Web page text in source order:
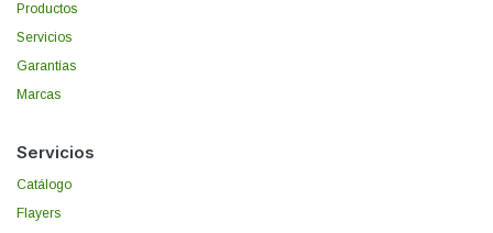
Productos
Servicios
Garantías
Marcas
Servicios
Catálogo
Flayers